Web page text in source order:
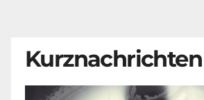
Kurznachrichten